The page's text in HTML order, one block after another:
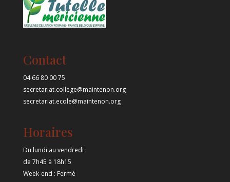
Contact
04 66 80 00 75
secretariat.college@maintenon.org
secretariat.ecole@maintenon.org
Horaires
Du lundi au vendredi :
de 7h45 à 18h15
Week-end : Fermé